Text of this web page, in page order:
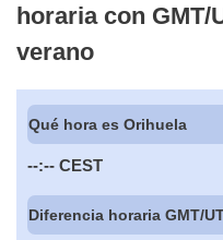
horaria con GMT/
verano
Qué hora es Orihuela
--:-- CEST
Diferencia horaria GMT/